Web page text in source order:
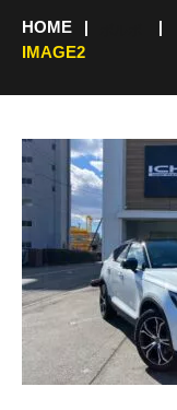
HOME
IMAGE2